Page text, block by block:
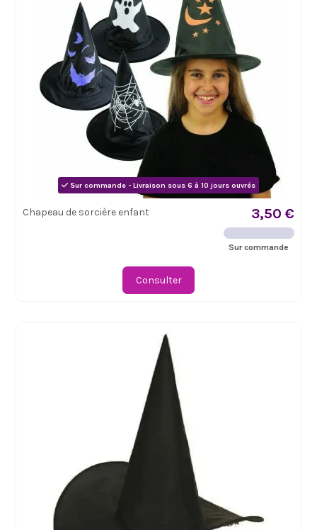
Sur commande - Livraison sous 6 à 10 jours ouvrés
Chapeau de sorcière enfant 3,50 €
Sur commande
Consulter